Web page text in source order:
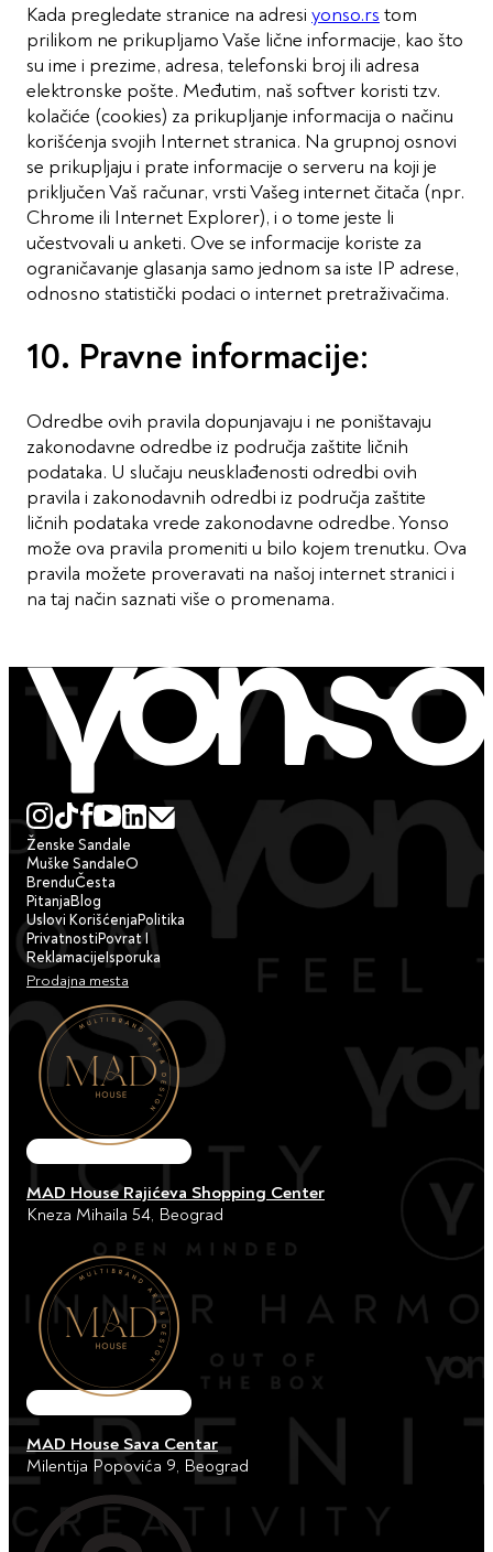
Kada pregledate stranice na adresi yonso.rs tom
prilikom ne prikupljamo Vaše lične informacije, kao što
su ime i prezime, adresa, telefonski broj ili adresa
elektronske pošte. Međutim, naš softver koristi tzv.
kolačiće (cookies) za prikupljanje informacija o načinu
korišćenja svojih Internet stranica. Na grupnoj osnovi
se prikupljaju i prate informacije o serveru na koji je
priključen Vaš računar, vrsti Vašeg internet čitača (npr.
Chrome ili Internet Explorer), i o tome jeste li
učestvovali u anketi. Ove se informacije koriste za
ograničavanje glasanja samo jednom sa iste IP adrese,
odnosno statistički podaci o internet pretraživačima.
10. Pravne informacije:
Odredbe ovih pravila dopunjavaju i ne poništavaju
zakonodavne odredbe iz područja zaštite ličnih
podataka. U slučaju neusklađenosti odredbi ovih
pravila i zakonodavnih odredbi iz područja zaštite
ličnih podataka vrede zakonodavne odredbe. Yonso
može ova pravila promeniti u bilo kojem trenutku. Ova
pravila možete proveravati na našoj internet stranici i
na taj način saznati više o promenama.
Ženske Sandale
Muške SandaleO
BrenduČesta
PitanjaBlog
Uslovi KorišćenjaPolitika
PrivatnostiPovrat I
ReklamacijeIsporuka
Prodajna mesta
MAD House Rajićeva Shopping Center
Kneza Mihaila 54, Beograd
MAD House Sava Centar
Milentija Popovića 9, Beograd